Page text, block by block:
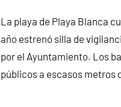
La playa de Playa Blanca
año estrenó silla de
por el Ayuntamiento. Los
públicos a escasos metros